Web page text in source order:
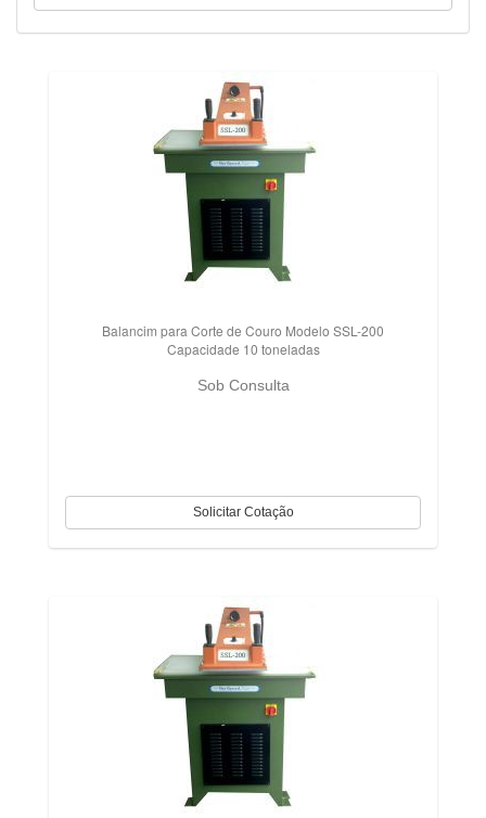
Balancim para Corte de Couro Modelo SSL-200
Capacidade 10 toneladas
Sob Consulta